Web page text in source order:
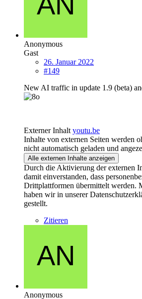
Anonymous
Gast
26. Januar 2022
#149
New AI traffic in update 1.9 (beta)
Externer Inhalt youtu.be
Inhalte von externen Seiten werden
nicht automatisch geladen und
Alle externen Inhalte anzeigen
Durch die Aktivierung der externen
damit einverstanden, dass
Drittplattformen übermittelt werden.
haben wir in unserer
gestellt.
Zitieren
Anonymous